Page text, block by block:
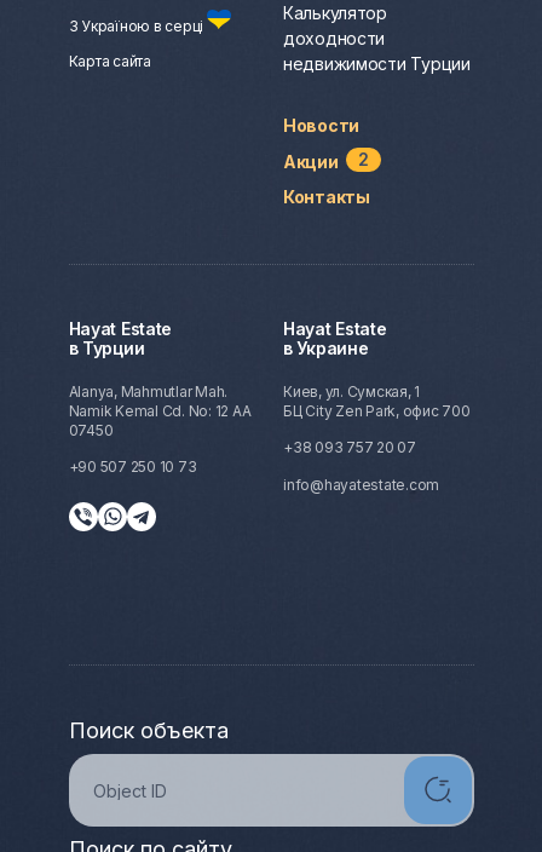
З Україною в серці
Карта сайта
Калькулятор
доходности
недвижимости Турции
Новости
Акции
2
Контакты
Hayat Estate
в Турции
Alanya, Mahmutlar Mah.
Namik Kemal Cd. No: 12 AA
07450
+90 507 250 10 73
Hayat Estate
в Украине
Киев, ул. Сумская, 1
БЦ City Zen Park, офис 700
+38 093 757 20 07
info@hayatestate.com
Поиск объекта